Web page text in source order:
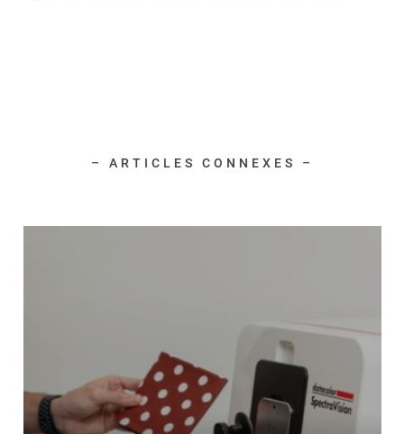
– ARTICLES CONNEXES –